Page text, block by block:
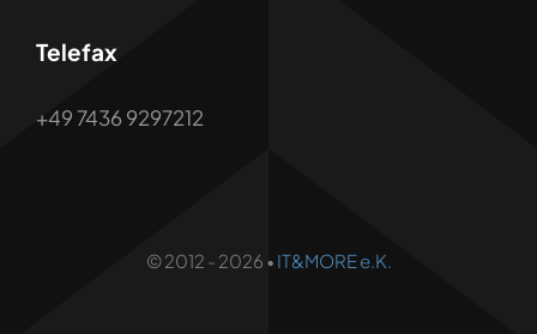
Telefax
+49 7436 9297212
© 2012 - 2026 • IT&MORE e.K.